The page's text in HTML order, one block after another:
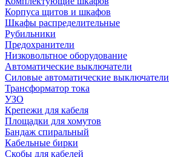
Корпуса щитов и шкафов
Шкафы распределительные
Рубильники
Предохранители
Низковольтное оборудование
Автоматические выключатели
Силовые автоматические выключатели
Трансформатор тока
УЗО
Крепежи для кабеля
Площадки для хомутов
Бандаж спиральный
Кабельные бирки
Cкобы для кабелей